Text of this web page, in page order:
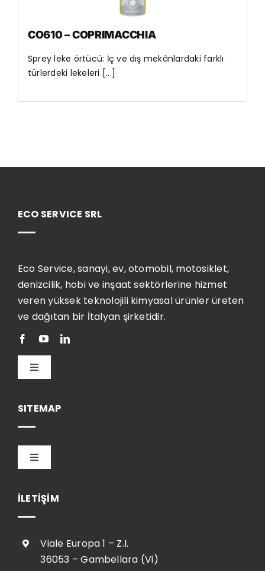
CO610 – COPRIMACCHIA
Sprey leke örtücü: İç ve dış mekânlardaki farklı
türlerdeki lekeleri [...]
ECO SERVICE SRL
Eco Service, sanayi, ev, otomobil, motosiklet,
denizcilik, hobi ve inşaat sektörlerine hizmet
veren yüksek teknolojili kimyasal ürünler üreten
ve dağıtan bir İtalyan şirketidir.
Toggle
SITEMAP
Toggle
İLETİŞİM
Viale Europa 1 – Z.I.
36053 – Gambellara (Vi)